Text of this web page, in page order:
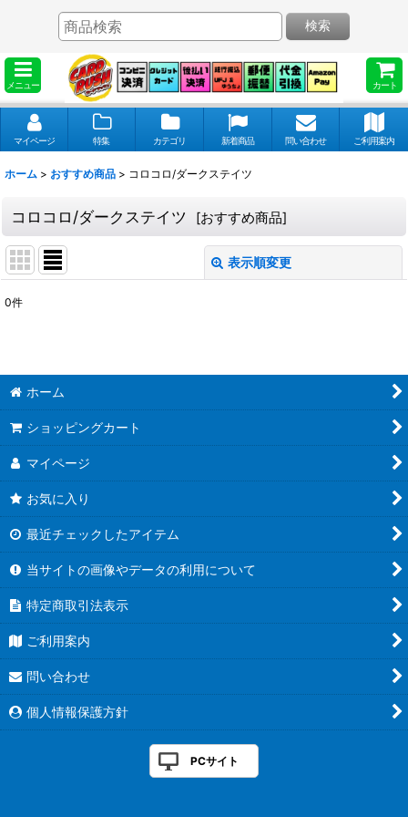
メニュー カート
検索
マイページ 特集 カテゴリ 新着商品 問い合わせ ご利用案内
ホーム > おすすめ商品 > コロコロ/ダークステイツ
コロコロ/ダークステイツ [おすすめ商品]
表示順変更
絞り込む
0件
ホーム
ショッピングカート
マイページ
お気に入り
最近チェックしたアイテム
当サイトの画像やデータの利用について
特定商取引法表示
ご利用案内
問い合わせ
個人情報保護方針
PCサイト